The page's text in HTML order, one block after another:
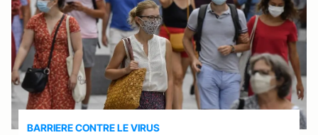
BARRIERE CONTRE LE VIRUS